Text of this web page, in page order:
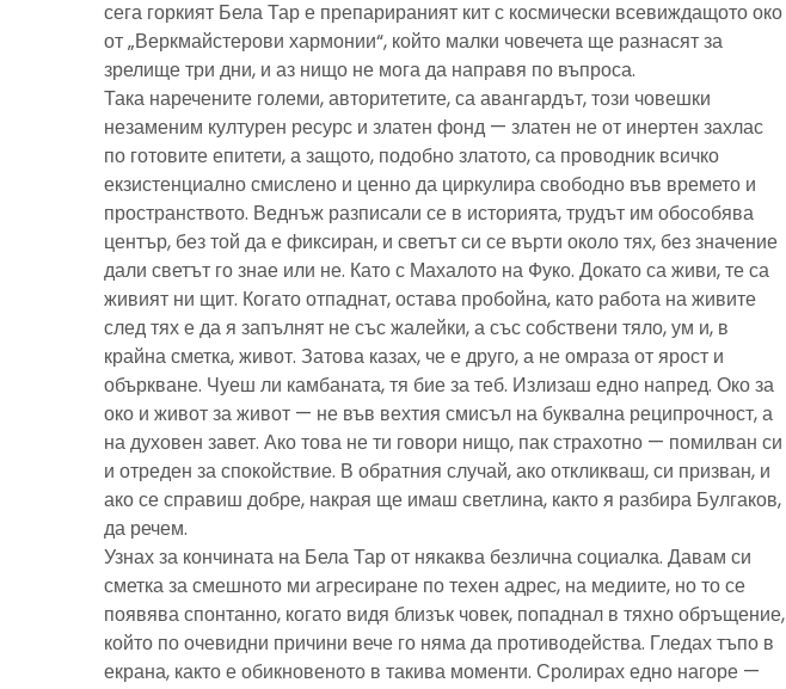
сега горкият Бела Тар е препарираният кит с космически всевиждащото око
от „Веркмайстерови хармонии“, който малки човечета ще разнасят за
зрелище три дни, и аз нищо не мога да направя по въпроса.
Така наречените големи, авторитетите, са авангардът, този човешки
незаменим културен ресурс и златен фонд — златен не от инертен захлас
по готовите епитети, а защото, подобно златото, са проводник всичко
екзистенциално смислено и ценно да циркулира свободно във времето и
пространството. Веднъж разписали се в историята, трудът им обособява
център, без той да е фиксиран, и светът си се върти около тях, без значение
дали светът го знае или не. Като с Махалото на Фуко. Докато са живи, те са
живият ни щит. Когато отпаднат, остава пробойна, като работа на живите
след тях е да я запълнят не със жалейки, а със собствени тяло, ум и, в
крайна сметка, живот. Затова казах, че е друго, а не омраза от ярост и
объркване. Чуеш ли камбаната, тя бие за теб. Излизаш едно напред. Око за
око и живот за живот — не във вехтия смисъл на буквална реципрочност, а
на духовен завет. Ако това не ти говори нищо, пак страхотно — помилван си
и отреден за спокойствие. В обратния случай, ако откликваш, си призван, и
ако се справиш добре, накрая ще имаш светлина, както я разбира Булгаков,
да речем.
Узнах за кончината на Бела Тар от някаква безлична социалка. Давам си
сметка за смешното ми агресиране по техен адрес, на медиите, но то се
появява спонтанно, когато видя близък човек, попаднал в тяхно обръщение,
който по очевидни причини вече го няма да противодейства. Гледах тъпо в
екрана, както е обикновеното в такива моменти. Сролирах едно нагоре —